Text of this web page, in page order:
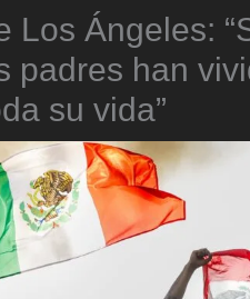
Los Ángeles:
padres han
su vida”